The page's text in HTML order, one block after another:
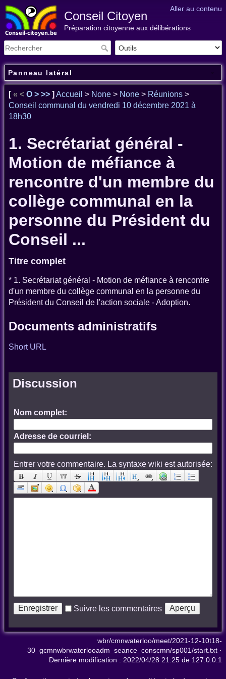
Aller au contenu
Conseil Citoyen
Préparation citoyenne aux délibérations
Panneau latéral
[« < O > >> ] Accueil > None > None > Réunions >
Conseil communal du vendredi 10 décembre 2021 à
18h30
1. Secrétariat général -
Motion de méfiance à
rencontre d'un membre du
collège communal en la
personne du Président du
Conseil ...
Titre complet
* 1. Secrétariat général - Motion de méfiance à rencontre
d'un membre du collège communal en la personne du
Président du Conseil de l'action sociale - Adoption.
Documents administratifs
Short URL
Discussion
Nom complet:
Adresse de courriel:
Entrer votre commentaire. La syntaxe wiki est autorisée:
Suivre les commentaires
wbr/cmnwaterloo/meet/2021-12-10t18-
30_gcmnwbrwaterlooadm_seance_conscmn/sp001/start.txt ·
Dernière modification : 2022/04/28 21:25 de 127.0.0.1